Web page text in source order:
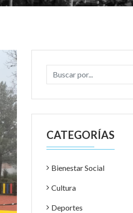
CATEGORÍAS
Bienestar Social
Cultura
Deportes